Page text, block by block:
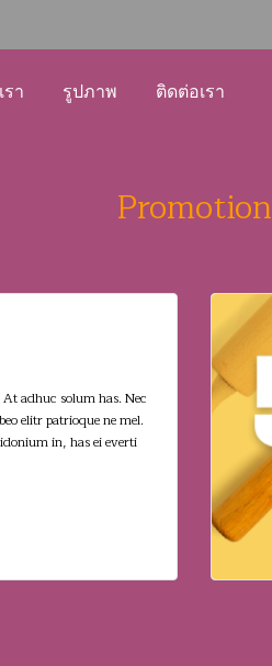
รา รูปภาพ ติดต่อเรา
Promotion
adhuc solum has. Nec
elitr patrioque ne mel.
in, has ei everti